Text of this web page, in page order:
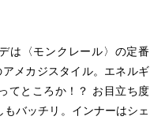
は〈モンクレール〉の定番
メカジスタイル。エネルギ
てところか！？ お目立ち度
バッチリ。インナーはシェ